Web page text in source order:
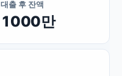
대출 후 잔액
1000만